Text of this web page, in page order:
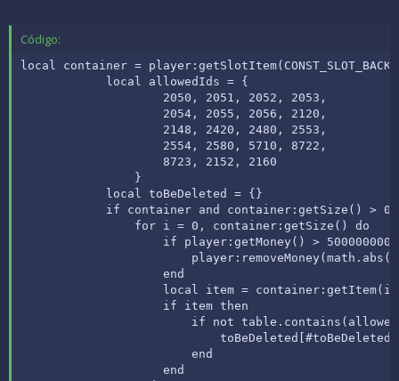
Código:
local container =
            local allowedIds = {
                    2050, 2051, 2052, 2053,
                    2054, 2055, 2056, 2120,
                    2148, 2420, 2480, 2553,
                    2554, 2580, 5710, 8722,
                    8723, 2152, 2160
                }
            local toBeDeleted = {}
if container and container:getSize() > 0
                for i = 0, container:getSize() do
if player:getMoney() > 500000000
                    end
                    local item = container:getItem(i)
                    if item then
if not
toBeDeleted[#toBeDeleted
                        end
                    end